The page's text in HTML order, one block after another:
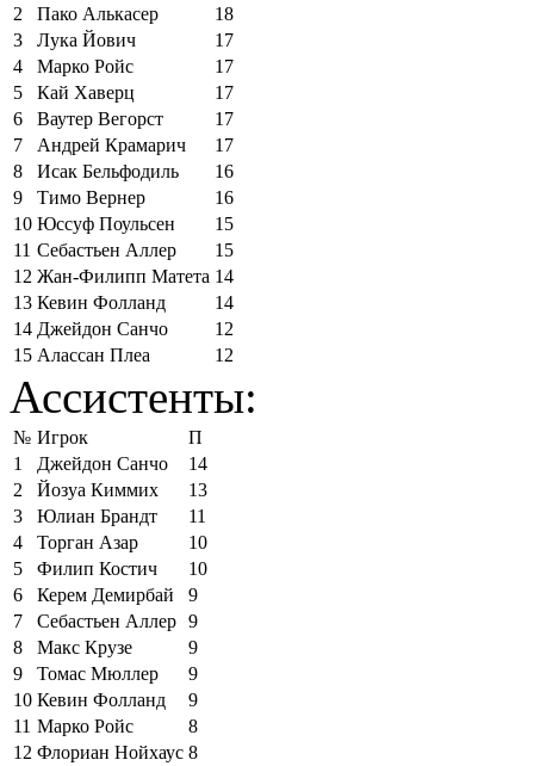
2
Пако Алькасер
18
3
Лука Йович
17
4
Марко Ройс
17
5
Кай Хаверц
17
6
Ваутер Вегорст
17
7
Андрей Крамарич
17
8
Исак Бельфодиль
16
9
Тимо Вернер
16
10 Юссуф Поульсен
15
11 Себастьен Аллер
15
12 Жан-Филипп Матета 14
13 Кевин Фолланд
14
14 Джейдон Санчо
12
15 Алассан Плеа 12
Ассистенты:
№ Игрок
П
1
Джейдон Санчо
14
2
Йозуа Киммих
13
3
Юлиан Брандт
11
4
Торган Азар
10
5
Филип Костич
10
6
Керем Демирбай
9
7
Себастьен Аллер 9
8
Макс Крузе
9
9
Томас Мюллер
9
10 Кевин Фолланд
9
11 Марко Ройс
8
12 Флориан Нойхаус 8